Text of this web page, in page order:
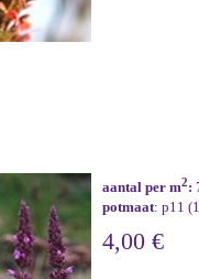
aantal per m2:
potmaat: p11
4,00 €